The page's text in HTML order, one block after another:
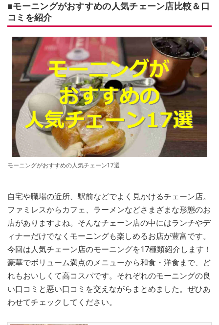
■モーニングがおすすめの人気チェーン店比較＆口
コミを紹介
モーニングがおすすめの人気チェーン17選
自宅や職場の近所、駅前などでよく見かけるチェーン店。
ファミレスからカフェ、ラーメンなどさまざまな形態のお
店がありますよね。そんなチェーン店の中にはランチやデ
ィナーだけでなくモーニングも楽しめるお店が豊富です。
今回は人気チェーン店のモーニングを17種類紹介します！
豪華でボリューム満点のメニューから和食・洋食まで、ど
れもおいしくて高コスパです。それぞれのモーニングの良
い口コミと悪い口コミを交えながらまとめました。ぜひあ
わせてチェックしてください。